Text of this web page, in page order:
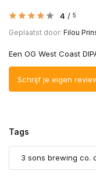
4 / 5
Geplaatst door: Filou
Een OG West Coast
Schrijf je eigen
Tags
3 sons brewing co.